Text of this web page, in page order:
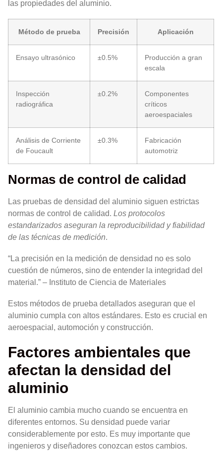
las propiedades del aluminio.
Método de prueba Precisión Aplicación
Ensayo ultrasónico ±0.5%
Producción a gran
escala
Inspección
radiográfica
±0.2%
Componentes
críticos
aeroespaciales
Análisis de Corriente
de Foucault
±0.3%
Fabricación
automotriz
Normas de control de calidad
Las pruebas de densidad del aluminio siguen estrictas
normas de control de calidad. Los protocolos
estandarizados aseguran la reproducibilidad y fiabilidad
de las técnicas de medición.
“La precisión en la medición de densidad no es solo
cuestión de números, sino de entender la integridad del
material.” – Instituto de Ciencia de Materiales
Estos métodos de prueba detallados aseguran que el
aluminio cumpla con altos estándares. Esto es crucial en
aeroespacial, automoción y construcción.
Factores ambientales que
afectan la densidad del
aluminio
El aluminio cambia mucho cuando se encuentra en
diferentes entornos. Su densidad puede variar
considerablemente por esto. Es muy importante que
ingenieros y diseñadores conozcan estos cambios.